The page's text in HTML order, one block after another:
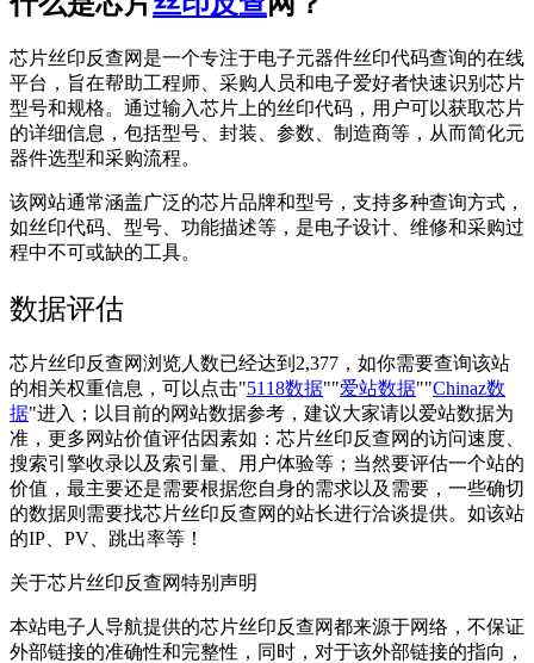
芯片丝印反查网是一个专注于电子元器件丝印代码查询的在线
平台，旨在帮助工程师、采购人员和电子爱好者快速识别芯片
型号和规格。通过输入芯片上的丝印代码，用户可以获取芯片
的详细信息，包括型号、封装、参数、制造商等，从而简化元
器件选型和采购流程。
该网站通常涵盖广泛的芯片品牌和型号，支持多种查询方式，
如丝印代码、型号、功能描述等，是电子设计、维修和采购过
程中不可或缺的工具。
数据评估
芯片丝印反查网浏览人数已经达到2,377，如你需要查询该站
的相关权重信息，可以点击"5118数据""爱站数据""Chinaz数
据"进入；以目前的网站数据参考，建议大家请以爱站数据为
准，更多网站价值评估因素如：芯片丝印反查网的访问速度、
搜索引擎收录以及索引量、用户体验等；当然要评估一个站的
价值，最主要还是需要根据您自身的需求以及需要，一些确切
的数据则需要找芯片丝印反查网的站长进行洽谈提供。如该站
的IP、PV、跳出率等！
关于芯片丝印反查网特别声明
本站电子人导航提供的芯片丝印反查网都来源于网络，不保证
外部链接的准确性和完整性，同时，对于该外部链接的指向，